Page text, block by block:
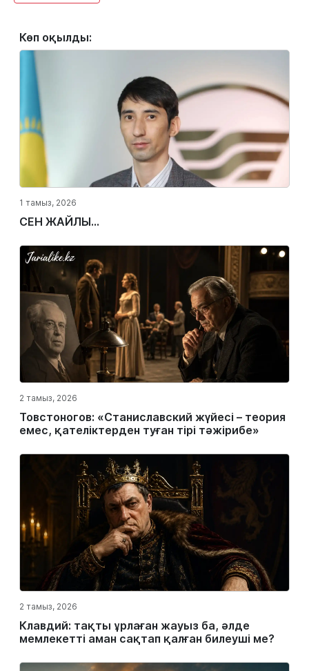
Көп оқылды:
1 тамыз, 2026
СЕН ЖАЙЛЫ...
2 тамыз, 2026
Товстоногов: «Станиславский жүйесі – теория
емес, қателіктерден туған тірі тәжірибе»
2 тамыз, 2026
Клавдий: тақты ұрлаған жауыз ба, әлде
мемлекетті аман сақтап қалған билеуші ме?